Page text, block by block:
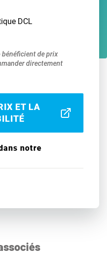
DCL
de prix
directement
ET LA
notre